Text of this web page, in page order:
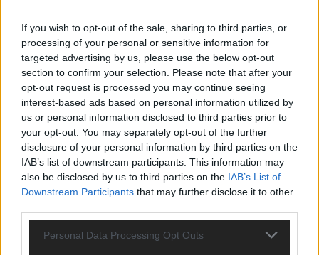
If you wish to opt-out of the sale, sharing to third parties, or
processing of your personal or sensitive information for
targeted advertising by us, please use the below opt-out
section to confirm your selection. Please note that after your
opt-out request is processed you may continue seeing
interest-based ads based on personal information utilized by
us or personal information disclosed to third parties prior to
your opt-out. You may separately opt-out of the further
disclosure of your personal information by third parties on the
IAB’s list of downstream participants. This information may
also be disclosed by us to third parties on the IAB’s List of
Downstream Participants that may further disclose it to other
Personal Data Processing Opt Outs
E-Mail
AD